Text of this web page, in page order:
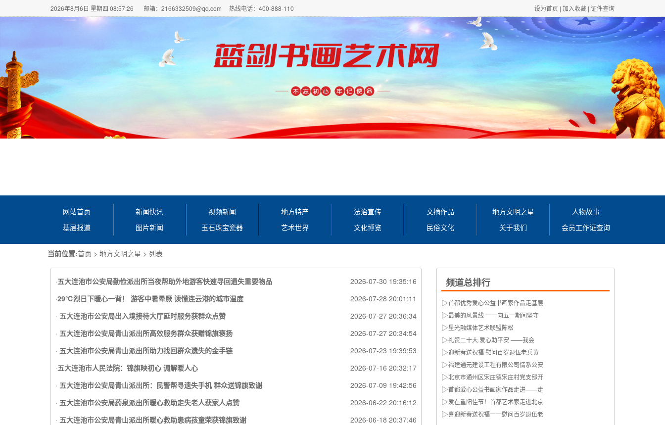
2026年8月6日 星期四 08:57:27 邮箱：2166332509@qq.com 热线电话：400-888-110 设为首页 | 加入收藏 | 证件查询
网站首页 新闻快讯 视频新闻 地方特产 法治宣传 文摘作品 地方文明之星 人物故事
基层报道 图片新闻 玉石珠宝瓷器 艺术世界 文化博览 民俗文化 关于我们 会员工作证查询
当前位置:首页 > 地方文明之星 > 列表
·五大连池市公安局勤俭派出所当夜帮助外地游客快速寻回遗失重要物品
2026-07-30 19:35:16
·29℃烈日下暖心一背！ 游客中暑晕厥 读懂连云港的城市温度
2026-07-28 20:01:11
· 五大连池市公安局出入境接待大厅延时服务获群众点赞
2026-07-27 20:36:34
· 五大连池市公安局青山派出所高效服务群众获赠锦旗褒扬
2026-07-27 20:34:54
· 五大连池市公安局青山派出所助力找回群众遗失的金手链
2026-07-23 19:39:53
·五大连池市人民法院：锦旗映初心 调解暖人心
2026-07-16 20:32:17
· 五大连池市公安局青山派出所：民警帮寻遗失手机 群众送锦旗致谢
2026-07-09 19:42:56
· 五大连池市公安局药泉派出所暖心救助走失老人获家人点赞
2026-06-22 20:16:12
· 五大连池市公安局青山派出所暖心救助患病孩童荣获锦旗致谢
2026-06-18 20:37:46
频道总排行
▷首都优秀爱心公益书画家作品走基层
▷最美的风景线 一一向五一期间坚守
▷星光融媒体艺术联盟陈松
▷礼赞二十大·爱心助平安 ——我会
▷迎新春送祝福 慰问百岁退伍老兵黄
▷福建通元建设工程有限公司情系公安
▷北京市通州区宋庄镇宋庄村党支部开
▷首都爱心公益书画家作品走进——走
▷爱在重阳佳节！首都艺术家走进北京
▷喜迎新春送祝福一一慰问百岁退伍老